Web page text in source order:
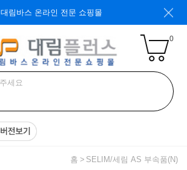
대림바스 온라인 전문 쇼핑몰
0
홈 SELIM/세림 AS 부속품(N)